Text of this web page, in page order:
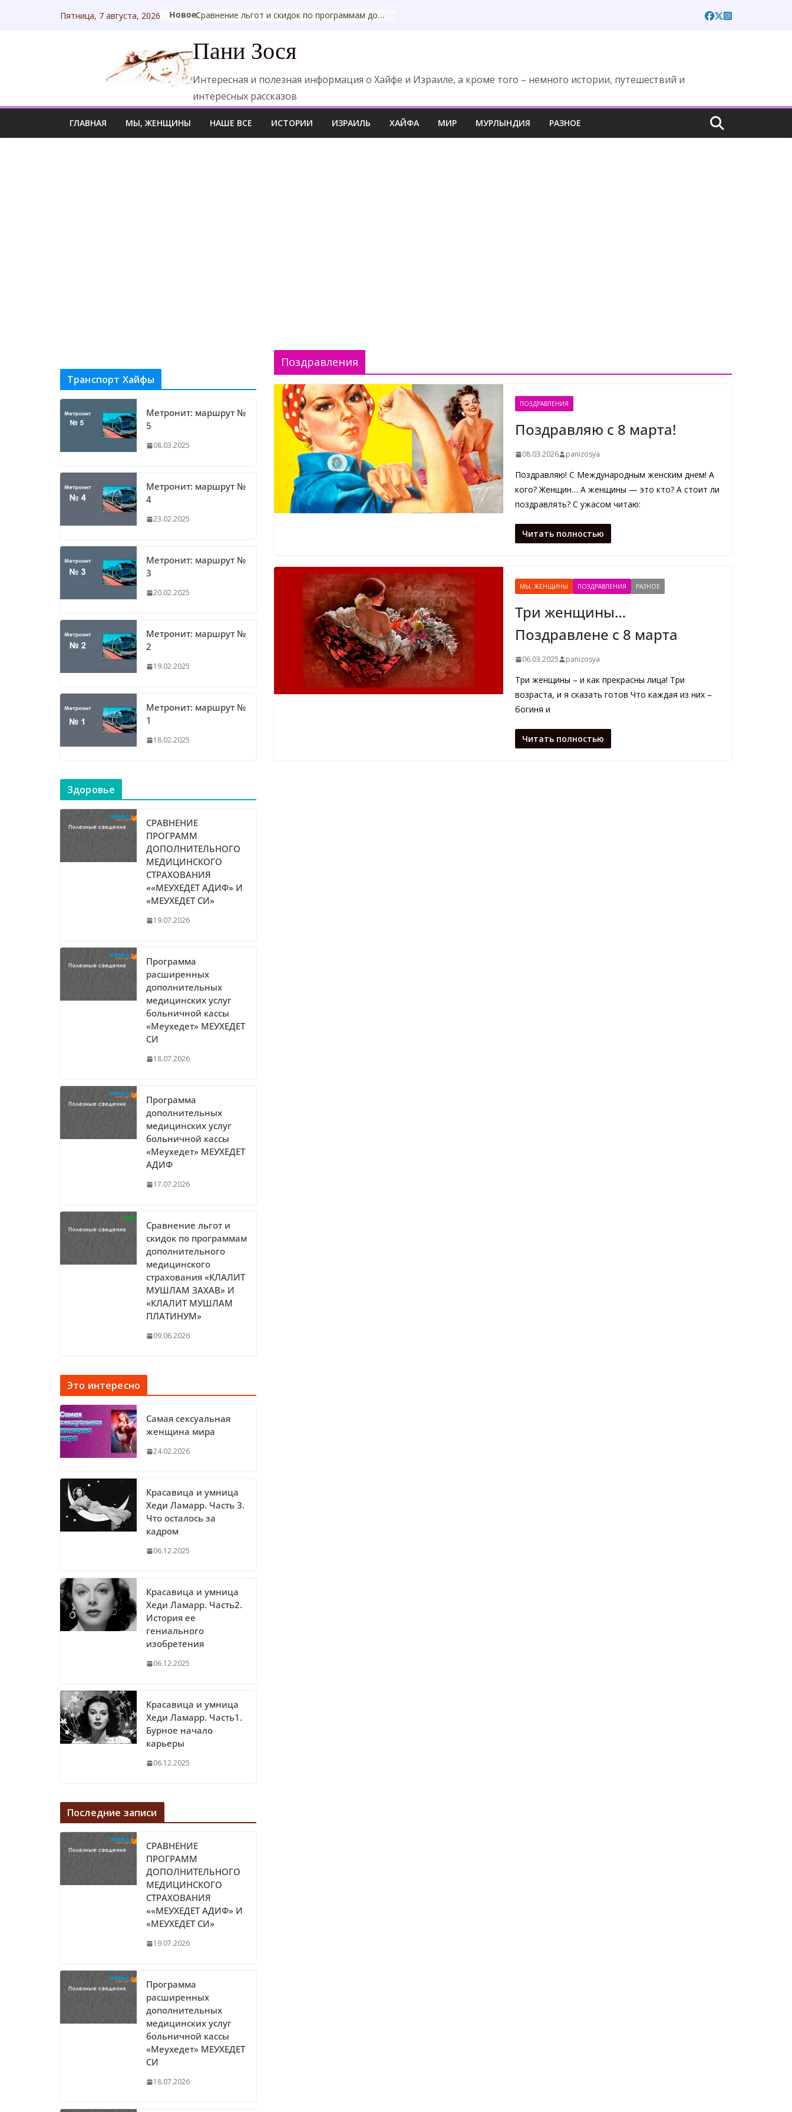
Пятница, 7 августа, 2026 Новое: Программа дополнительного медицинского страхования «Клалит Мушлам Платинум»
Пани Зося
Интересная и полезная информация о Хайфе и Израиле, а кроме того – немного истории, путешествий и
интересных рассказов
ГЛАВНАЯ МЫ, ЖЕНЩИНЫ НАШЕ ВСЕ ИСТОРИИ ИЗРАИЛЬ ХАЙФА МИР МУРЛЫНДИЯ РАЗНОЕ
Поздравления
ПОЗДРАВЛЕНИЯ
Поздравляю с 8 марта!
08.03.2026 panizosya
Поздравляю! С Международным женским днем! А
кого? Женщин… А женщины — это кто? А стоит ли
поздравлять? С ужасом читаю:
Читать полностью
МЫ, ЖЕНЩИНЫ ПОЗДРАВЛЕНИЯ РАЗНОЕ
Три женщины…
Поздравлене с 8 марта
06.03.2025 panizosya
Три женщины – и как прекрасны лица! Три
возраста, и я сказать готов Что каждая из них –
богиня и
Читать полностью
Транспорт Хайфы
Метронит: маршрут №
5
08.03.2025
Метронит: маршрут №
4
23.02.2025
Метронит: маршрут №
3
20.02.2025
Метронит: маршрут №
2
19.02.2025
Метронит: маршрут №
1
18.02.2025
Здоровье
СРАВНЕНИЕ
ПРОГРАММ
ДОПОЛНИТЕЛЬНОГО
МЕДИЦИНСКОГО
СТРАХОВАНИЯ
««МЕУХЕДЕТ АДИФ» И
«МЕУХЕДЕТ СИ»
19.07.2026
Программа
расширенных
дополнительных
медицинских услуг
больничной кассы
«Меухедет» МЕУХЕДЕТ
СИ
18.07.2026
Программа
дополнительных
медицинских услуг
больничной кассы
«Меухедет» МЕУХЕДЕТ
АДИФ
17.07.2026
Сравнение льгот и
скидок по программам
дополнительного
медицинского
страхования «КЛАЛИТ
МУШЛАМ ЗАХАВ» И
«КЛАЛИТ МУШЛАМ
ПЛАТИНУМ»
09.06.2026
Это интересно
Самая сексуальная
женщина мира
24.02.2026
Красавица и умница
Хеди Ламарр. Часть 3.
Что осталось за
кадром
06.12.2025
Красавица и умница
Хеди Ламарр. Часть2.
История ее
гениального
изобретения
06.12.2025
Красавица и умница
Хеди Ламарр. Часть1.
Бурное начало
карьеры
06.12.2025
Последние записи
СРАВНЕНИЕ
ПРОГРАММ
ДОПОЛНИТЕЛЬНОГО
МЕДИЦИНСКОГО
СТРАХОВАНИЯ
««МЕУХЕДЕТ АДИФ» И
«МЕУХЕДЕТ СИ»
19.07.2026
Программа
расширенных
дополнительных
медицинских услуг
больничной кассы
«Меухедет» МЕУХЕДЕТ
СИ
18.07.2026